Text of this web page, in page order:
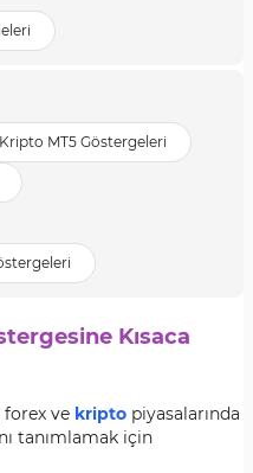
Kripto MT5 Göstergeleri
Kısaca
forex ve kripto piyasalarında
tanımlamak için